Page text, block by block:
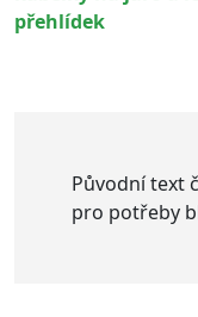
přehlídek
Původní text
pro potřeby